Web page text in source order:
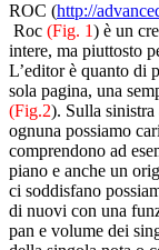
ROC (http://
Roc (Fig. 1) è un
intere, ma piuttosto
L’editor è quanto di
sola pagina, una
(Fig.2). Sulla
ognuna possiamo
comprendono ad
piano e anche un
ci soddisfano
di nuovi con una
pan e volume dei